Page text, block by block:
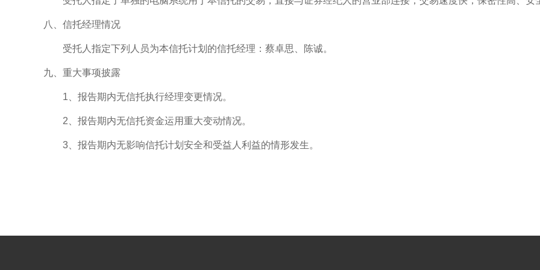
八、信托经理情况
受托人指定下列人员为本信托计划的信托经理：蔡卓思、陈诚。
九、重大事项披露
1、报告期内无信托执行经理变更情况。
2、报告期内无信托资金运用重大变动情况。
3、报告期内无影响信托计划安全和受益人利益的情形发生。